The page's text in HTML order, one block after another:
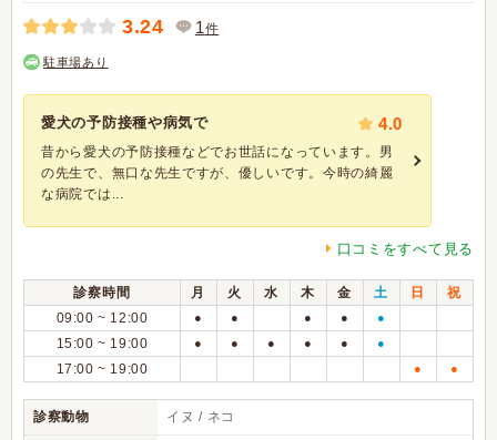
3.24 1件
駐車場あり
愛犬の予防接種や病気で 4.0
昔から愛犬の予防接種などでお世話になっています。男
の先生で、無口な先生ですが、優しいです。今時の綺麗
な病院では...
口コミをすべて見る
診察時間 月 火 水 木 金 土 日
祝
09:00 ~ 12:00
● ● ● ● ●
15:00 ~ 19:00 ● ● ● ● ● ●
17:00 ~ 19:00 ● ●
診察動物 イヌ / ネコ